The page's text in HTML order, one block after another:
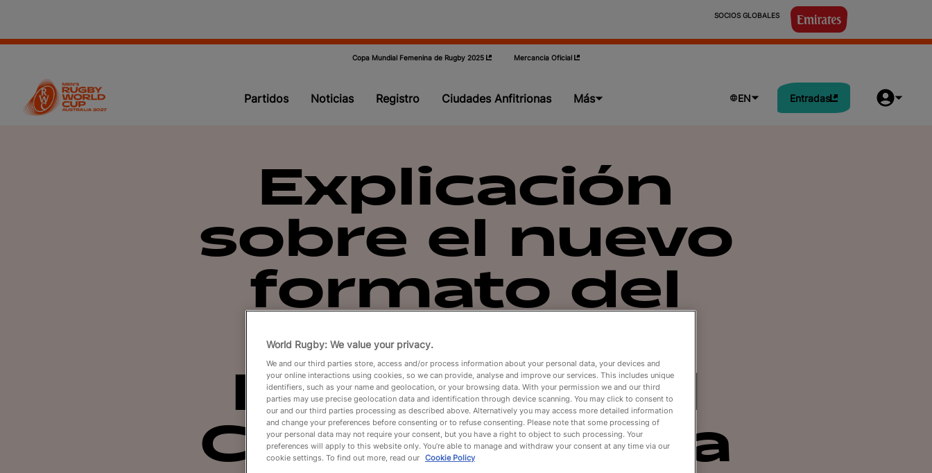
Copa Mundial Femenina de Rugby 2025 Mercancia Oficial
Partidos Noticias Registro Ciudades Anfitrionas Más
Videos
Calificación
EN Entradas
Explicación
sobre el nuevo
formato del
sorteo de la
Rugby World
Cup Masculina
World Rugby: We value your privacy.
We and our third parties store, access and/or process information about your personal data, your devices and
your online interactions using cookies, so we can provide, analyse and improve our services. This includes unique
identifiers, such as your name and geolocation, or your browsing data. With your permission we and our third
parties may use precise geolocation data and identification through device scanning. You may click to consent to
our and our third parties processing as described above. Alternatively you may access more detailed information
and change your preferences before consenting or to refuse consenting. Please note that some processing of
your personal data may not require your consent, but you have a right to object to such processing. Your
preferences will apply to this website only. You’re able to manage and withdraw your consent at any time via our
cookie settings. To find out more, read our Cookie Policy